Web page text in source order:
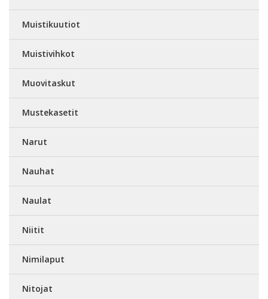
Muistikuutiot
Muistivihkot
Muovitaskut
Mustekasetit
Narut
Nauhat
Naulat
Niitit
Nimilaput
Nitojat